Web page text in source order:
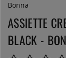
Bonna
ASSIETTE
BLACK -